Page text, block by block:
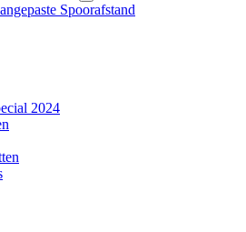
Spoorafstand
2024